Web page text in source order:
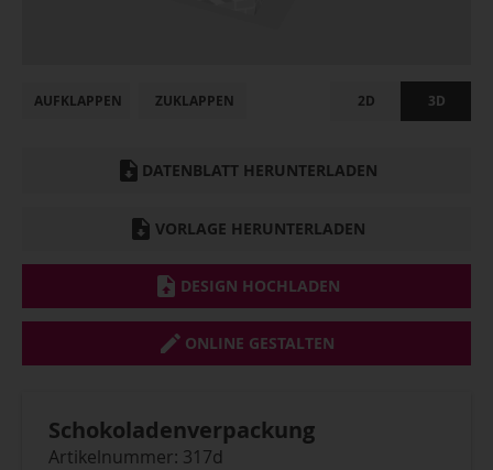
AUFKLAPPEN ZUKLAPPEN 2D 3D
DATENBLATT HERUNTERLADEN
VORLAGE HERUNTERLADEN
DESIGN HOCHLADEN
ONLINE GESTALTEN
Schokoladenverpackung
Artikelnummer: 317d